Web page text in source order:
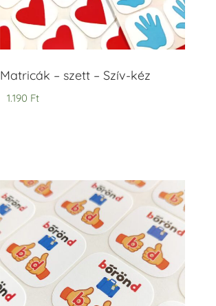
Matricák – szett – Szív-kéz
1.190 Ft